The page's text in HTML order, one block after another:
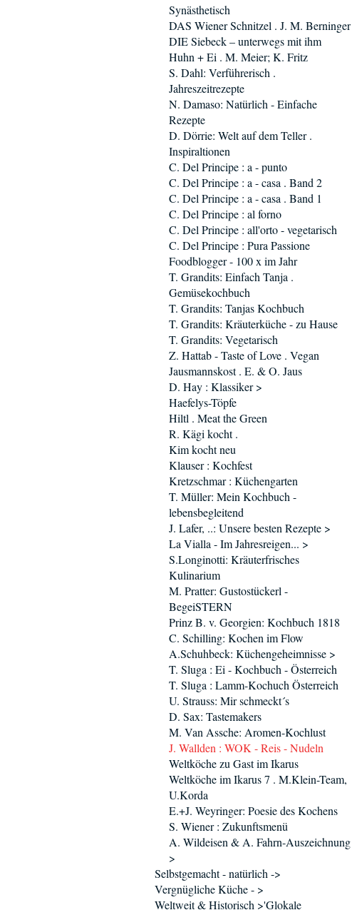
Synästhetisch
DAS Wiener Schnitzel . J. M. Berninger
DIE Siebeck – unterwegs mit ihm
Huhn + Ei . M. Meier; K. Fritz
S. Dahl: Verführerisch .
Jahreszeitrezepte
N. Damaso: Natürlich - Einfache
Rezepte
D. Dörrie: Welt auf dem Teller .
Inspiraltionen
C. Del Principe : a - punto
C. Del Principe : a - casa . Band 2
C. Del Principe : a - casa . Band 1
C. Del Principe : al forno
C. Del Principe : all'orto - vegetarisch
C. Del Principe : Pura Passione
Foodblogger - 100 x im Jahr
T. Grandits: Einfach Tanja .
Gemüsekochbuch
T. Grandits: Tanjas Kochbuch
T. Grandits: Kräuterküche - zu Hause
T. Grandits: Vegetarisch
Z. Hattab - Taste of Love . Vegan
Jausmannskost . E. & O. Jaus
D. Hay : Klassiker >
Haefelys-Töpfe
Hiltl . Meat the Green
R. Kägi kocht .
Kim kocht neu
Klauser : Kochfest
Kretzschmar : Küchengarten
T. Müller: Mein Kochbuch -
lebensbegleitend
J. Lafer, ..: Unsere besten Rezepte >
La Vialla - Im Jahresreigen... >
S.Longinotti: Kräuterfrisches
Kulinarium
M. Pratter: Gustostückerl -
BegeiSTERN
Prinz B. v. Georgien: Kochbuch 1818
C. Schilling: Kochen im Flow
A.Schuhbeck: Küchengeheimnisse >
T. Sluga : Ei - Kochbuch - Österreich
T. Sluga : Lamm-Kochuch Österreich
U. Strauss: Mir schmeckt´s
D. Sax: Tastemakers
M. Van Assche: Aromen-Kochlust
J. Wallden : WOK - Reis - Nudeln
Weltköche zu Gast im Ikarus
Weltköche im Ikarus 7 . M.Klein-Team,
U.Korda
E.+J. Weyringer: Poesie des Kochens
S. Wiener : Zukunftsmenü
A. Wildeisen & A. Fahrn-Auszeichnung
>
Selbstgemacht - natürlich ->
Vergnügliche Küche - >
Weltweit & Historisch >'Glokale